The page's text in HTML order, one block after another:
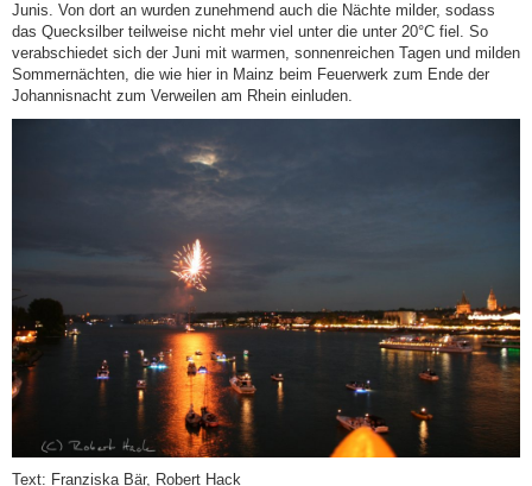
Junis. Von dort an wurden zunehmend auch die Nächte milder, sodass
das Quecksilber teilweise nicht mehr viel unter die unter 20°C fiel. So
verabschiedet sich der Juni mit warmen, sonnenreichen Tagen und milden
Sommernächten, die wie hier in Mainz beim Feuerwerk zum Ende der
Johannisnacht zum Verweilen am Rhein einluden.
Text: Franziska Bär, Robert Hack